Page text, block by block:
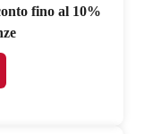
fino al 10%